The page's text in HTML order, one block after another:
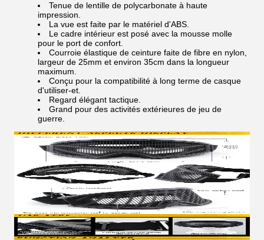
Tenue de lentille de polycarbonate à haute
impression.
La vue est faite par le matériel d'ABS.
Le cadre intérieur est posé avec la mousse molle
pour le port de confort.
Courroie élastique de ceinture faite de fibre en nylon,
largeur de 25mm et environ 35cm dans la longueur
maximum.
Conçu pour la compatibilité à long terme de casque
d'utiliser-et.
Regard élégant tactique.
Grand pour des activités extérieures de jeu de
guerre.